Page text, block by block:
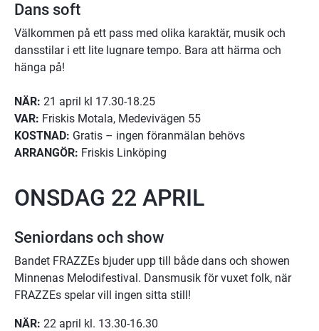
Dans soft
Välkommen på ett pass med olika karaktär, musik och
dansstilar i ett lite lugnare tempo. Bara att härma och
hänga på!
NÄR: 21 april kl 17.30-18.25
VAR: Friskis Motala, Medevivägen 55
KOSTNAD: Gratis – ingen föranmälan behövs
ARRANGÖR: Friskis Linköping
ONSDAG 22 APRIL
Seniordans och show
Bandet FRAZZEs bjuder upp till både dans och showen
Minnenas Melodifestival. Dansmusik för vuxet folk, när
FRAZZEs spelar vill ingen sitta still!
NÄR: 22 april kl. 13.30-16.30